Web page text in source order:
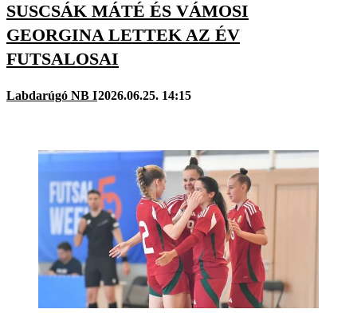
SUSCSÁK MÁTÉ ÉS VÁMOSI
GEORGINA LETTEK AZ ÉV
FUTSALOSAI
Labdarúgó NB I2026.06.25. 14:15